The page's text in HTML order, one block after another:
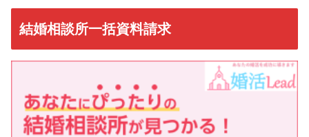
結婚相談所一括資料請求